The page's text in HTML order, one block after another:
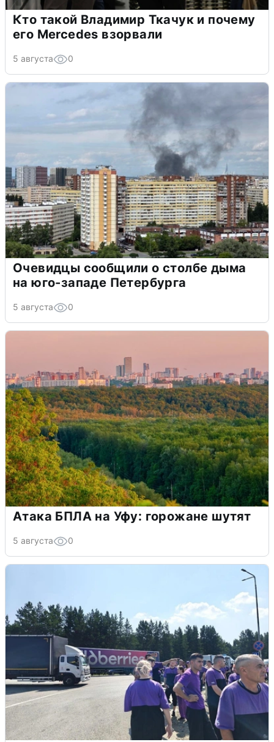
Кто такой Владимир Ткачук и почему
его Mercedes взорвали
5 августа 0
Очевидцы сообщили о столбе дыма
на юго-западе Петербурга
5 августа 0
Атака БПЛА на Уфу: горожане шутят
5 августа 0